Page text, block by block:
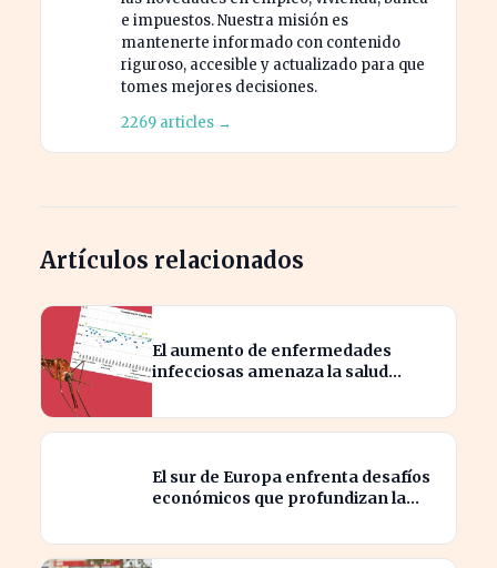
e impuestos. Nuestra misión es
mantenerte informado con contenido
riguroso, accesible y actualizado para que
tomes mejores decisiones.
2269 articles →
Artículos relacionados
El aumento de enfermedades
infecciosas amenaza la salud
El sur de Europa enfrenta desafíos
económicos que profundizan la